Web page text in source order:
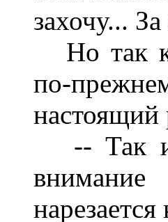
захочу...
Но так
по-
настоящий
-- Так и